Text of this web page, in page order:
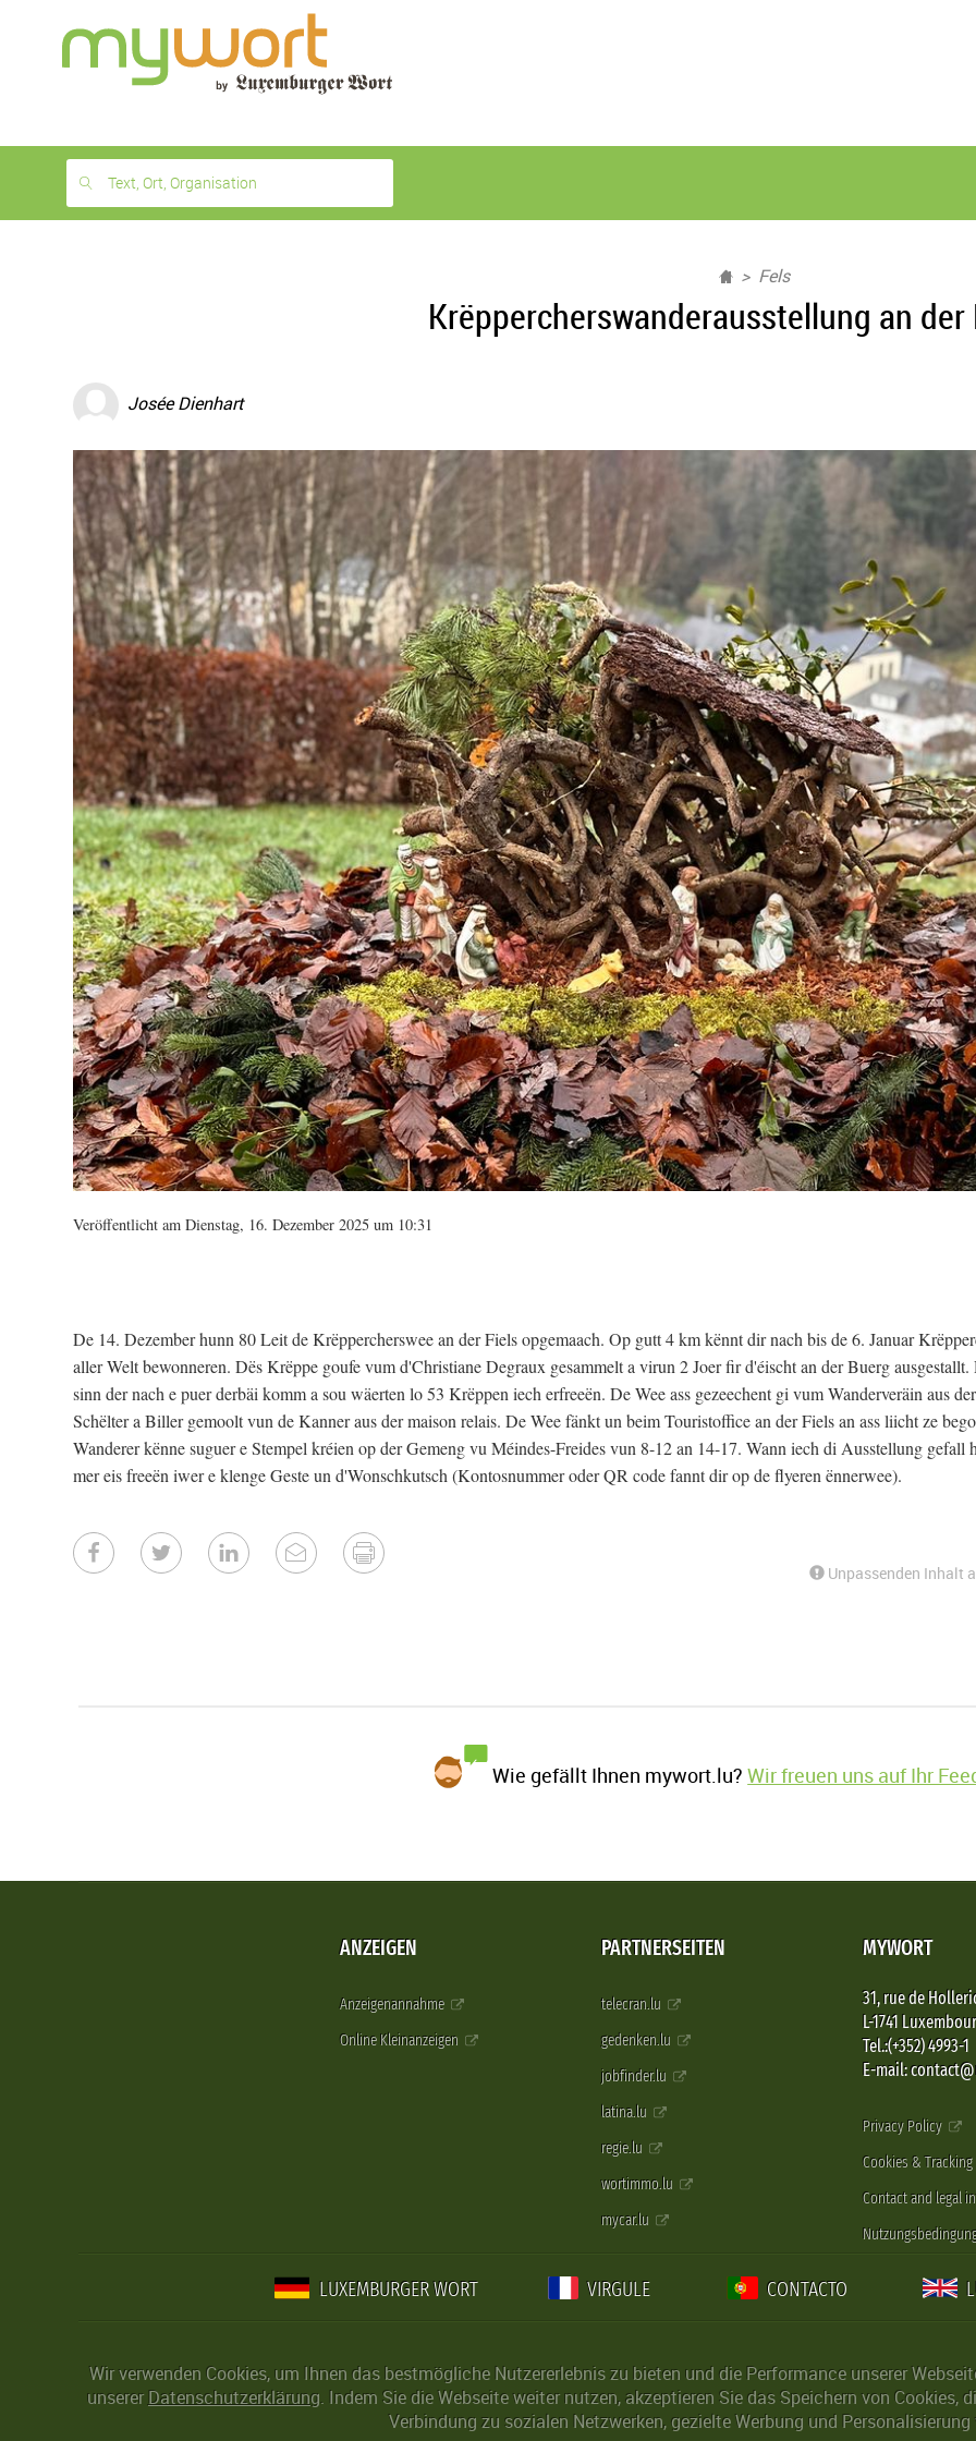
month
free
Text, Ort, Organisation
Fels
Krëppercherswanderausstellung an der
Josée Dienhart
Veröffentlicht am Dienstag, 16. Dezember 2025 um 10:31
De 14. Dezember hunn 80 Leit de Krëppercherswee an der Fiels opgemaach. Op gutt 4 km kënnt dir nach bis de 6. Januar
aller Welt bewonneren. Dës Krëppe goufe vum d'Christiane Degraux gesammelt a virun 2 Joer fir d'éischt an der Buerg ausgestallt.
sinn der nach e puer derbäi komm a sou wäerten lo 53 Krëppen iech erfreeën. De Wee ass gezeechent gi vum Wanderveräin aus
Schëlter a Biller gemoolt vun de Kanner aus der maison relais. De Wee fänkt un beim Touristoffice an der Fiels an ass liicht ze
Wanderer kënne suguer e Stempel kréien op der Gemeng vu Méindes-Freides vun 8-12 an 14-17. Wann iech di Ausstellung gefall
mer eis freeën iwer e klenge Geste un d'Wonschkutsch (Kontosnummer oder QR code fannt dir op de flyeren ënnerwee).
Unpassenden Inhalt
Wie gefällt Ihnen mywort.lu?Wir freuen uns auf Ihr
ANZEIGEN
Anzeigenannahme
Online Kleinanzeigen
PARTNERSEITEN
telecran.lu
gedenken.lu
jobfinder.lu
latina.lu
regie.lu
wortimmo.lu
mycar.lu
MYWORT
31, rue de
L-1741
Tel.:(+352) 4993-1
E-mail:
Privacy Policy
Cookies & Tracking
Contact and legal
LUXEMBURGER WORT VIRGULE CONTACTO
Wir verwenden Cookies, um Ihnen das bestmögliche Nutzererlebnis zu bieten und die Performance unserer
unserer Datenschutzerklärung. Indem Sie die Webseite weiter nutzen, akzeptieren Sie das Speichern von
Verbindung zu sozialen Netzwerken, gezielte Werbung und